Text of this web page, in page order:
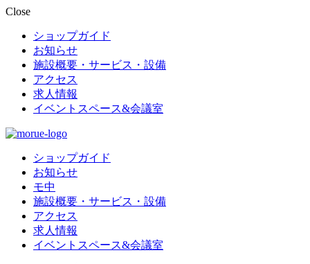
Close
ショップガイド
お知らせ
施設概要・サービス・設備
アクセス
求人情報
イベントスペース&会議室
ショップガイド
お知らせ
モ中
施設概要・サービス・設備
アクセス
求人情報
イベントスペース&会議室